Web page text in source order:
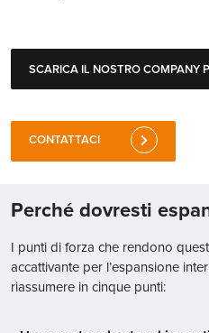
SCARICA IL NOSTRO COMPANY
CONTATTACI
Perché dovresti
I punti di forza che rendono
accattivante per l’espansione
riassumere in cinque punti: